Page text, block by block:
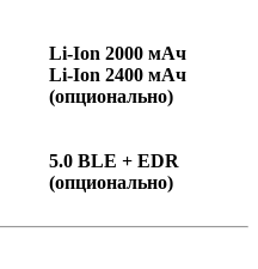
Li-Ion 2000 мАч
Li-Ion 2400 мАч
(опционально)
5.0 BLE + EDR
(опционально)